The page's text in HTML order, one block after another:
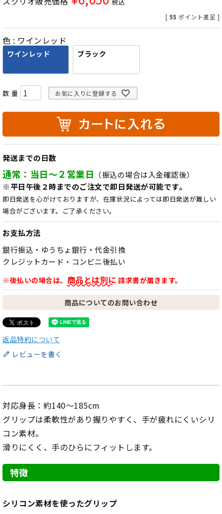
[ 55 ポイント進呈 ]
色 ワインレッド
ワインレッド ブラック
お気に入りに登録する
発送までの日数
通常：当日～２営業日 （振込の場合は入金確認後）
※平日午後２時までのご注文で即日発送が可能です。
即日発送を心がけておりますが、在庫状況によっては即日発送が難しい
場合がございます。ご了承ください。
お支払方法
銀行振込・ゆうちょ銀行・代金引換
クレジットカード・コンビニ後払い
※後払いの場合は、 商品とは別に 請求書が届きます。
商品についてのお問い合わせ
返品特約について
レビューを書く
対応身長：約140～185cm
グリップは柔軟性があり握りやすく、手が疲れにくいシリ
コン素材。
滑りにくく、手のひらにフィットします。
特徴
シリコン素材を使ったグリップ